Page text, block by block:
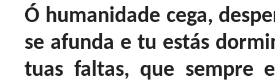
Ó humanidade cega,
se afunda e tu estás
tuas faltas, que sempre